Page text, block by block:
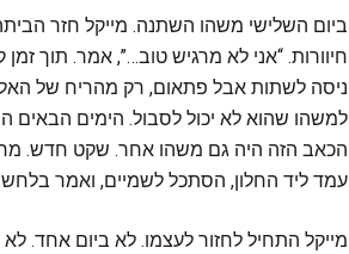
ביום השלישי משהו השתנה. מייקל חזר
חיוורות. “אני לא מרגיש טוב…”, אמר. תוך
ניסה לשתות אבל פתאום, רק מהריח של
למשהו שהוא לא יכול לסבול. הימים הבאים
הכאב הזה היה גם משהו אחר. שקט חדש.
עמד ליד החלון, הסתכל לשמיים, ואמר
מייקל התחיל לחזור לעצמו. לא ביום אחד.